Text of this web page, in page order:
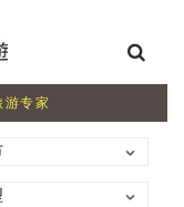
专家